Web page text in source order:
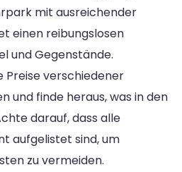
mit ausreichender
einen reibungslosen
und Gegenstände.
Preise verschiedener
und finde heraus, was in den
darauf, dass alle
aufgelistet sind, um
zu vermeiden.